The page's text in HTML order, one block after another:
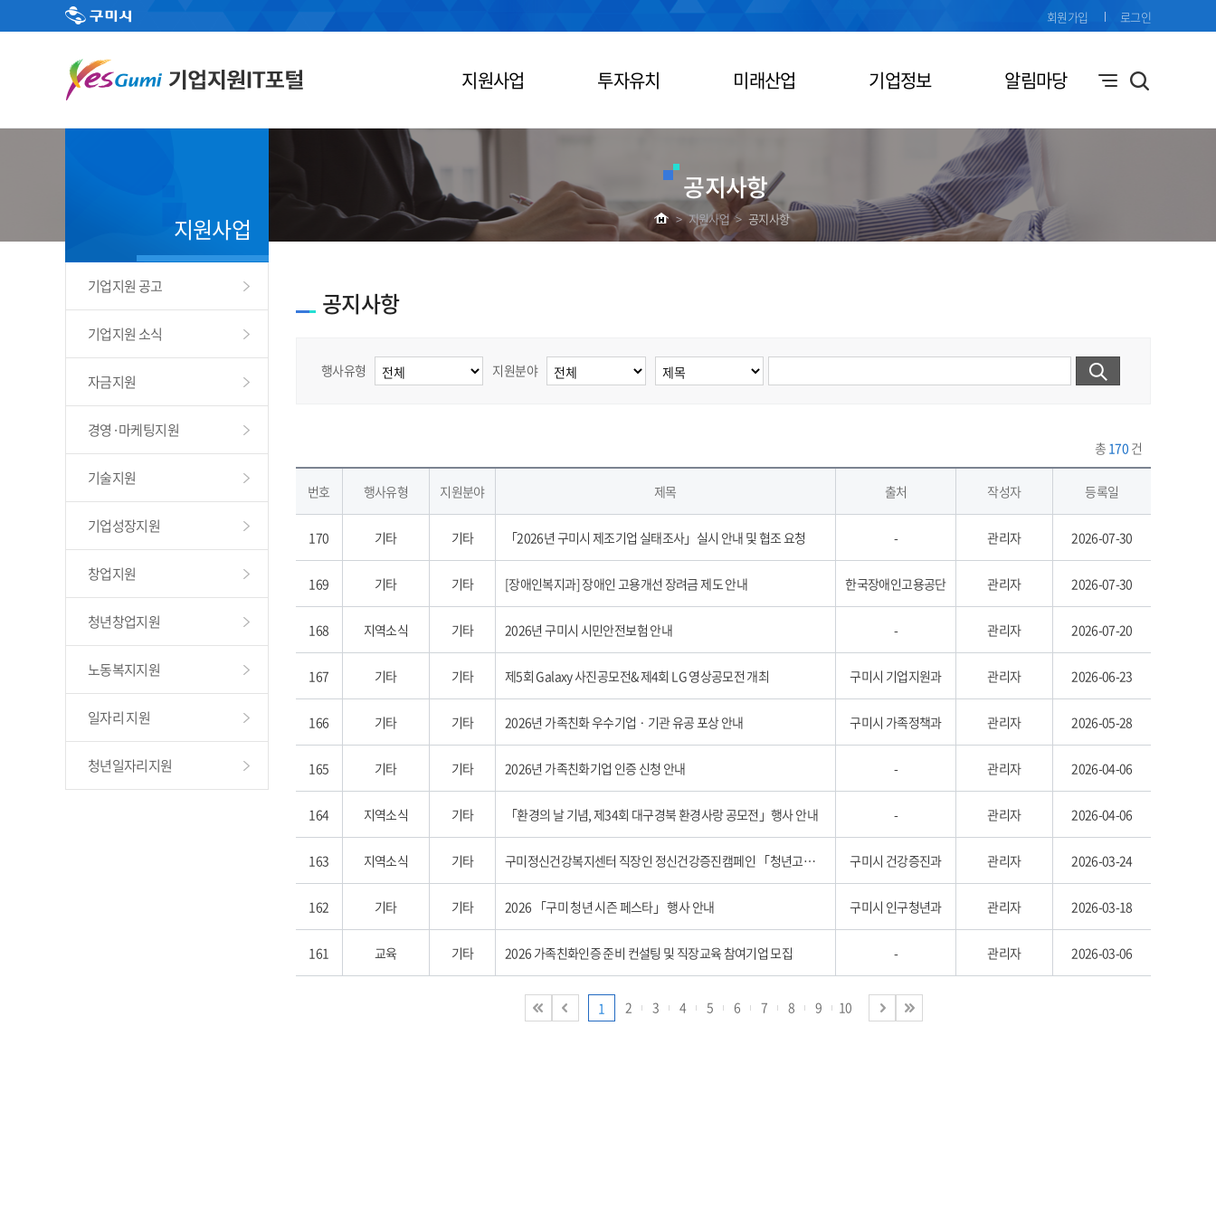
지원사업 투자유치 미래산업 기업정보 알림마당
회원가입 로그인
공지사항
> 지원사업 > 공지사항
지원사업
기업지원 공고
기업지원 소식
자금지원
경영·마케팅지원
기술지원
기업성장지원
창업지원
청년창업지원
노동복지지원
일자리 지원
청년일자리지원
공지사항
행사유형 지원분야
총 170 건
번호 행사유형 지원분야 제목 출처 작성자 등록일
170 기타 기타 「2026년 구미시 제조기업 실태조사」실시 안내 및 협조 요청 - 관리자 2026-07-30
169 기타 기타 [장애인복지과] 장애인 고용개선 장려금 제도 안내 한국장애인고용공단 관리자 2026-07-30
168 지역소식 기타 2026년 구미시 시민안전보험 안내 - 관리자 2026-07-20
167 기타 기타 제5회 Galaxy 사진공모전& 제4회 LG 영상공모전 개최 구미시 기업지원과 관리자 2026-06-23
166 기타 기타 2026년 가족친화 우수기업 · 기관 유공 포상 안내 구미시 가족정책과 관리자 2026-05-28
165 기타 기타 2026년 가족친화기업 인증 신청 안내 - 관리자 2026-04-06
164 지역소식 기타 「환경의 날 기념, 제34회 대구경북 환경사랑 공모전」행사 안내 - 관리자 2026-04-06
163 지역소식 기타 구미정신건강복지센터 직장인 정신건강증진캠페인 「청년고민상담소」 모집 구미시 건강증진과 관리자 2026-03-24
162 기타 기타 2026 「구미 청년 시즌 페스타」 행사 안내 구미시 인구청년과 관리자 2026-03-18
161 교육 기타 2026 가족친화인증 준비 컨설팅 및 직장교육 참여기업 모집 - 관리자 2026-03-06
1 2 3 4 5 6 7 8 9 10